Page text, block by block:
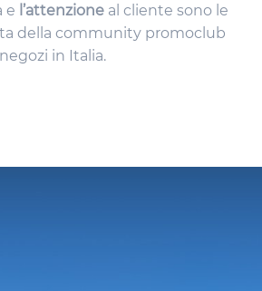
e l’attenzione al cliente sono le
della community promoclub
in Italia.